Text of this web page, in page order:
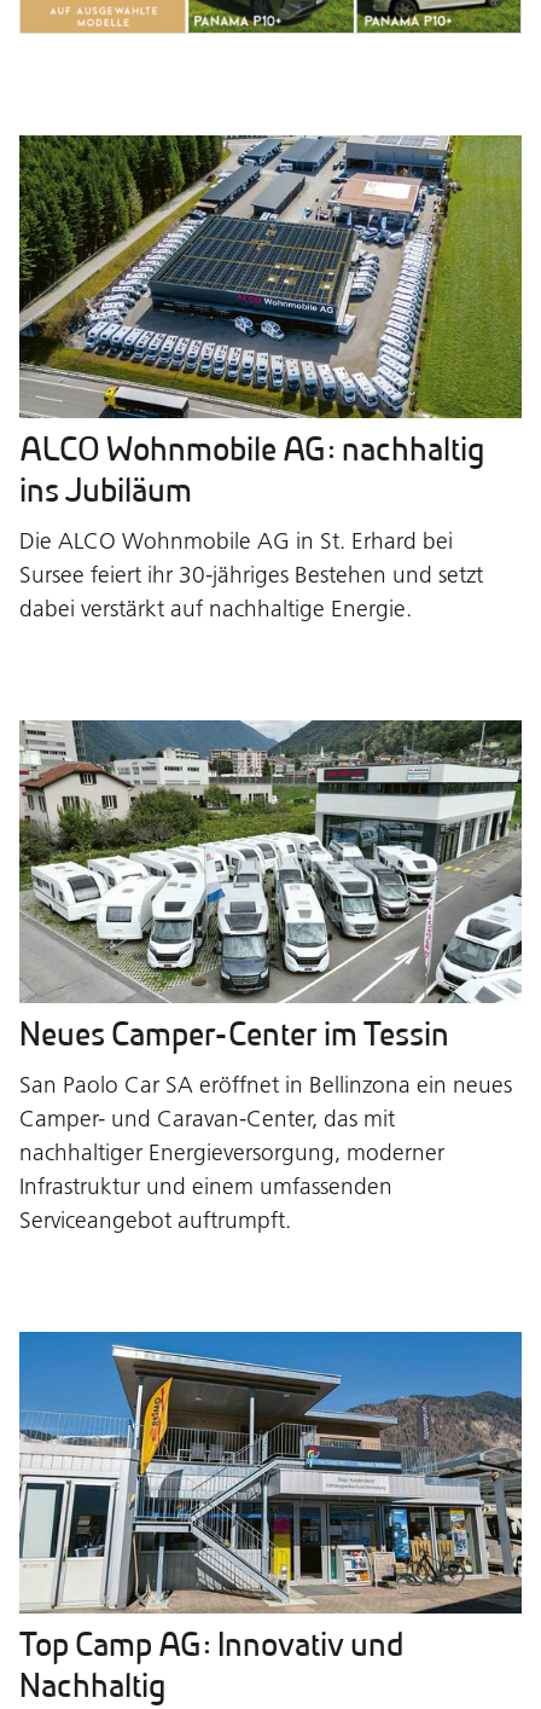
ALCO Wohnmobile AG: nachhaltig
ins Jubiläum
Die ALCO Wohnmobile AG in St. Erhard bei
Sursee feiert ihr 30-jähriges Bestehen und setzt
dabei verstärkt auf nachhaltige Energie.
Neues Camper-Center im Tessin
San Paolo Car SA eröffnet in Bellinzona ein neues
Camper- und Caravan-Center, das mit
nachhaltiger Energieversorgung, moderner
Infrastruktur und einem umfassenden
Serviceangebot auftrumpft.
Top Camp AG: Innovativ und
Nachhaltig